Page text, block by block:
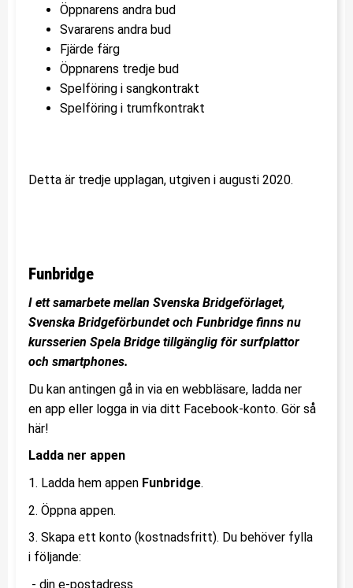
Öppnarens andra bud
Svararens andra bud
Fjärde färg
Öppnarens tredje bud
Spelföring i sangkontrakt
Spelföring i trumfkontrakt
Detta är tredje upplagan, utgiven i augusti 2020.
Funbridge
I ett samarbete mellan Svenska Bridgeförlaget,
Svenska Bridgeförbundet och Funbridge finns nu
kursserien Spela Bridge tillgänglig för surfplattor
och smartphones.
Du kan antingen gå in via en webbläsare, ladda ner
en app eller logga in via ditt Facebook-konto. Gör så
här!
Ladda ner appen
1. Ladda hem appen Funbridge.
2. Öppna appen.
3. Skapa ett konto (kostnadsfritt). Du behöver fylla
i följande:
- din e-postadress